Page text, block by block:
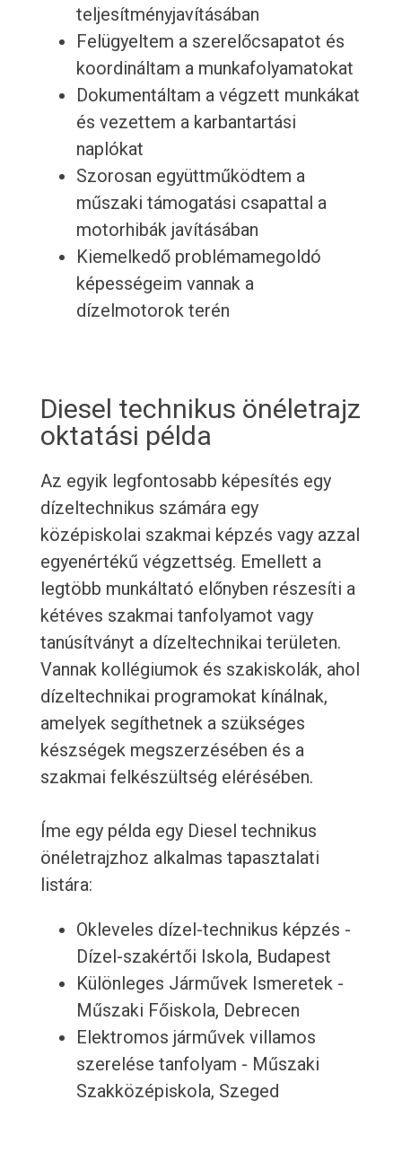
teljesítményjavításában
Felügyeltem a szerelőcsapatot és
koordináltam a munkafolyamatokat
Dokumentáltam a végzett munkákat
és vezettem a karbantartási
naplókat
Szorosan együttműködtem a
műszaki támogatási csapattal a
motorhibák javításában
Kiemelkedő problémamegoldó
képességeim vannak a
dízelmotorok terén
Diesel technikus önéletrajz
oktatási példa
Az egyik legfontosabb képesítés egy
dízeltechnikus számára egy
középiskolai szakmai képzés vagy azzal
egyenértékű végzettség. Emellett a
legtöbb munkáltató előnyben részesíti a
kétéves szakmai tanfolyamot vagy
tanúsítványt a dízeltechnikai területen.
Vannak kollégiumok és szakiskolák, ahol
dízeltechnikai programokat kínálnak,
amelyek segíthetnek a szükséges
készségek megszerzésében és a
szakmai felkészültség elérésében.
Íme egy példa egy Diesel technikus
önéletrajzhoz alkalmas tapasztalati
listára:
Okleveles dízel-technikus képzés -
Dízel-szakértői Iskola, Budapest
Különleges Járművek Ismeretek -
Műszaki Főiskola, Debrecen
Elektromos járművek villamos
szerelése tanfolyam - Műszaki
Szakközépiskola, Szeged